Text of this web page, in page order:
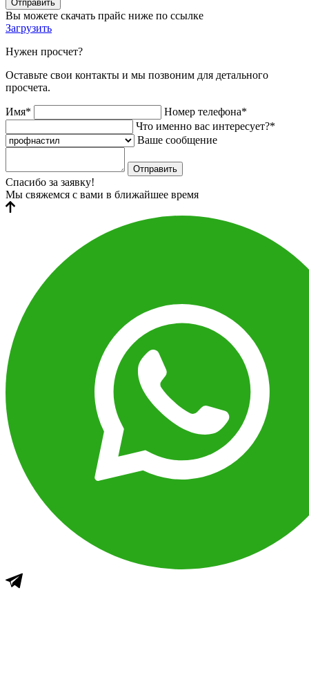
Отправить
Вы можете скачать прайс ниже по ссылке
Загрузить
Нужен просчет?
Оставьте свои контакты и мы позвоним для детального
просчета.
Имя*
Номер телефона*
Что именно вас интересует?*
Ваше сообщение
Отправить
Спасибо за заявку!
Мы свяжемся с вами в ближайшее время